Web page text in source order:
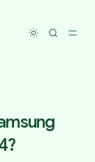
Toggle